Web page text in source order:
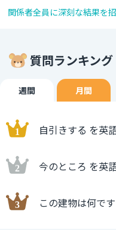
関係者全員に深刻な結果を
質問ランキング
週間 月間
自引きする を英
今のところ を英
この建物は何で